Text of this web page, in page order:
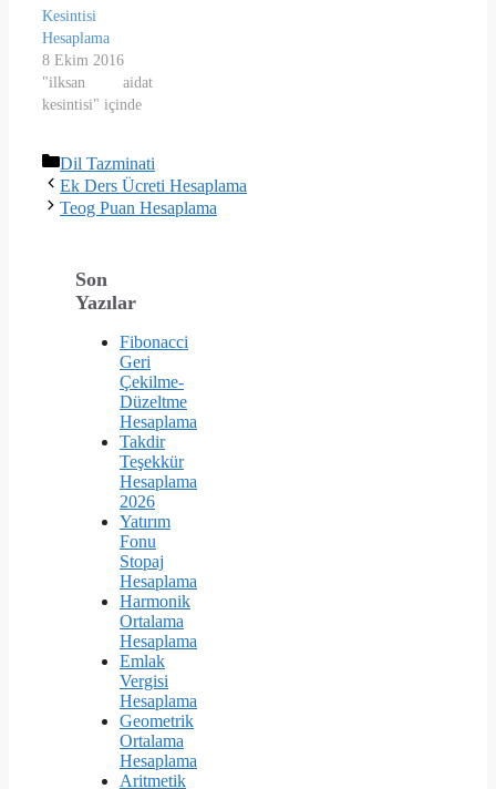
Alanınız: Adalet
Aile Tük. Hiz.
Ayak. Saraciye
Yönetimi Çocuk
Gel. Eği.…
Kesintisi
Hesaplama
8 Ekim 2016
"ilksan aidat
kesintisi" içinde
Kategoriler
Dil Tazminati
Ek Ders Ücreti Hesaplama
Teog Puan Hesaplama
Son
Yazılar
Fibonacci
Geri
Çekilme-
Düzeltme
Hesaplama
Takdir
Teşekkür
Hesaplama
2026
Yatırım
Fonu
Stopaj
Hesaplama
Harmonik
Ortalama
Hesaplama
Emlak
Vergisi
Hesaplama
Geometrik
Ortalama
Hesaplama
Aritmetik